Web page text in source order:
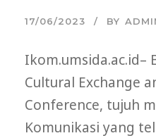
17/06/2023 BY
Ikom.umsida.ac.id–
Cultural Exchange
Conference, tujuh
Komunikasi yang